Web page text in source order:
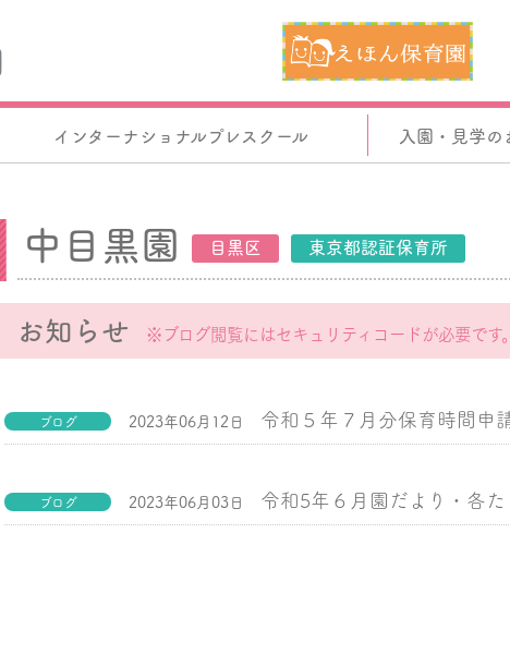
インターナショナルプレスクール 入園・見学の
中目黒園 目黒区 東京都認証保育所
お知らせ ※ブログ閲覧にはセキュリティコードが必要です
ブログ 2023年06月12日 令和５年７月分保育時間申
ブログ 2023年06月03日 令和5年６月園だより・各た